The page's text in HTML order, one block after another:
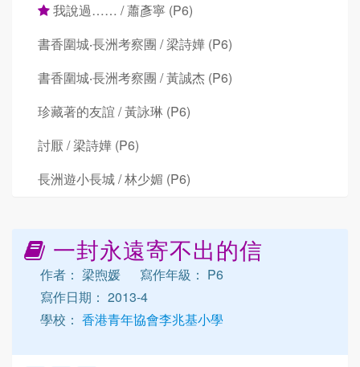
我說過…… / 蕭彥寧 (P6)
書香圍城‧長洲考察團 / 梁詩嬅 (P6)
書香圍城‧長洲考察團 / 黃誠杰 (P6)
珍藏著的友誼 / 黃詠琳 (P6)
討厭 / 梁詩嬅 (P6)
長洲遊小長城 / 林少媚 (P6)
一封永遠寄不出的信
作者： 梁煦媛
寫作年級： P6
寫作日期： 2013-4
學校： 香港青年協會李兆基小學